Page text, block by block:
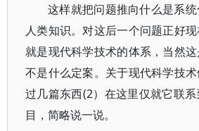
这样就把问题推向什么是系
人类知识。对这后一个问题正好现
就是现代科学技术的体系，当然
不是什么定案。关于现代科学技
过几篇东西(2）在这里仅就它联
目，简略说一说。